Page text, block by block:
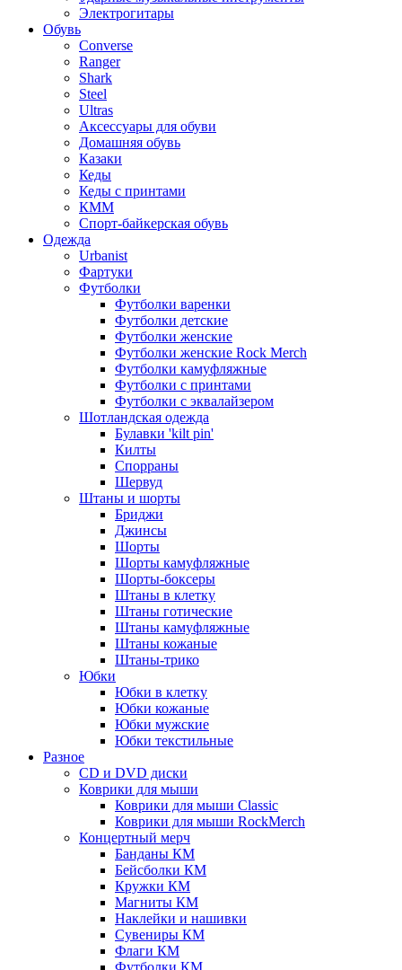
Электрогитары
Обувь
Converse
Ranger
Shark
Steel
Ultras
Аксессуары для обуви
Домашняя обувь
Казаки
Кеды
Кеды с принтами
КММ
Спорт-байкерская обувь
Одежда
Urbanist
Фартуки
Футболки
Футболки варенки
Футболки детские
Футболки женские
Футболки женские Rock Merch
Футболки камуфляжные
Футболки с принтами
Футболки с эквалайзером
Шотландская одежда
Булавки 'kilt pin'
Килты
Спорраны
Шервуд
Штаны и шорты
Бриджи
Джинсы
Шорты
Шорты камуфляжные
Шорты-боксеры
Штаны в клетку
Штаны готические
Штаны камуфляжные
Штаны кожаные
Штаны-трико
Юбки
Юбки в клетку
Юбки кожаные
Юбки мужские
Юбки текстильные
Разное
CD и DVD диски
Коврики для мыши
Коврики для мыши Classic
Коврики для мыши RockMerch
Концертный мерч
Банданы КМ
Бейсболки КМ
Кружки КМ
Магниты КМ
Наклейки и нашивки
Сувениры КМ
Флаги КМ
Футболки КМ